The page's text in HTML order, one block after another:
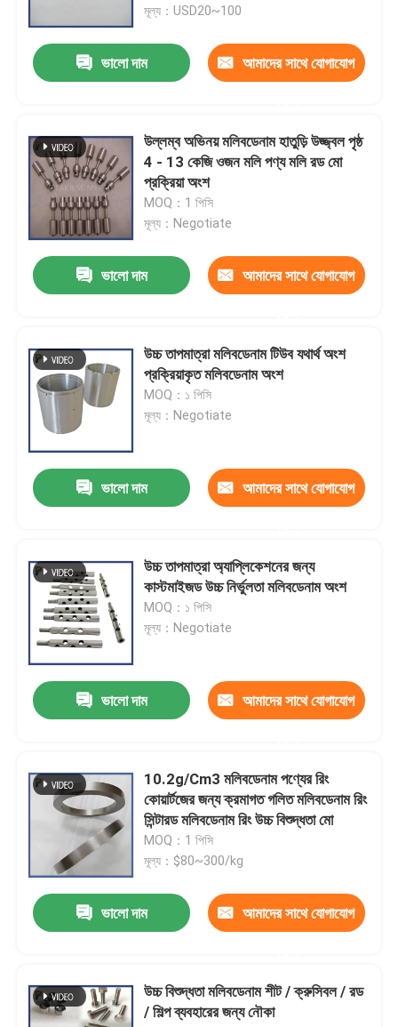
পণ্য
ভিডিও
ভিআর শো
কারখানা ভ্রমণ
মান নিয়ন্ত্রণ
আমাদের সাথে যোগাযোগ
উদ্ধৃতির জন্য আবেদন
মলিবডেনাম টংস্টেন খাদ
মলিবডেনাম ইলেক্ট্রোড
টংস্টেন পণ্য
মলিবডেনাম পণ্য
নিওবিয়াম পণ্য
মূল্য：USD20~100
ভালো দাম আমাদের সাথে যোগাযোগ
উল্লম্ব অভিনয় মলিবডেনাম হাতুড়ি উজ্জ্বল পৃষ্ঠ
4 - 13 কেজি ওজন মলি পণ্য মলি রড মো
প্রক্রিয়া অংশ
MOQ：1 পিসি
মূল্য：Negotiate
ভালো দাম আমাদের সাথে যোগাযোগ
উচ্চ তাপমাত্রা মলিবডেনাম টিউব যথার্থ অংশ
প্রক্রিয়াকৃত মলিবডেনাম অংশ
MOQ：১ পিসি
মূল্য：Negotiate
ভালো দাম আমাদের সাথে যোগাযোগ
উচ্চ তাপমাত্রা অ্যাপ্লিকেশনের জন্য
কাস্টমাইজড উচ্চ নির্ভুলতা মলিবডেনাম অংশ
MOQ：১ পিসি
মূল্য：Negotiate
ভালো দাম আমাদের সাথে যোগাযোগ
10.2g/Cm3 মলিবডেনাম পণ্যের রিং
কোয়ার্টজের জন্য ক্রমাগত গলিত মলিবডেনাম রিং
সিন্টারড মলিবডেনাম রিং উচ্চ বিশুদ্ধতা মো
MOQ：1 পিসি
মূল্য：$80~300/kg
ভালো দাম আমাদের সাথে যোগাযোগ
উচ্চ বিশুদ্ধতা মলিবডেনাম শীট / ক্রুসিবল / রড
/ শিল্প ব্যবহারের জন্য নৌকা